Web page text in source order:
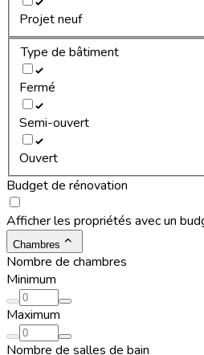
Projet neuf
Type de bâtiment
Fermé
Semi-ouvert
Ouvert
Budget de rénovation
Afficher les propriétés avec un
Chambres
Nombre de chambres
Minimum
Maximum
Nombre de salles de bain